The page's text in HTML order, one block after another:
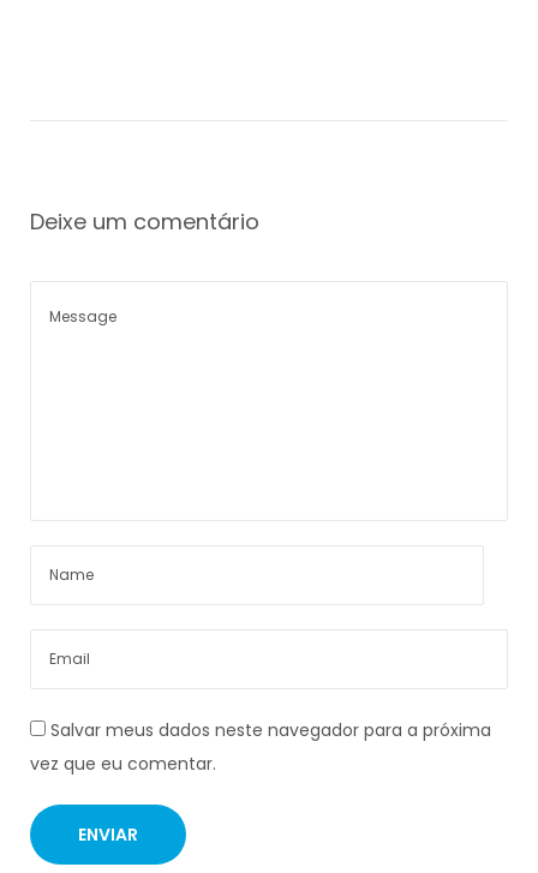
Deixe um comentário
Salvar meus dados neste navegador para a próxima
vez que eu comentar.